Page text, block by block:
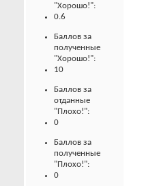
"Хорошо!":
0.6
Баллов за
полученные
"Хорошо!":
10
Баллов за
отданные
"Плохо!":
0
Баллов за
полученные
"Плохо!":
0